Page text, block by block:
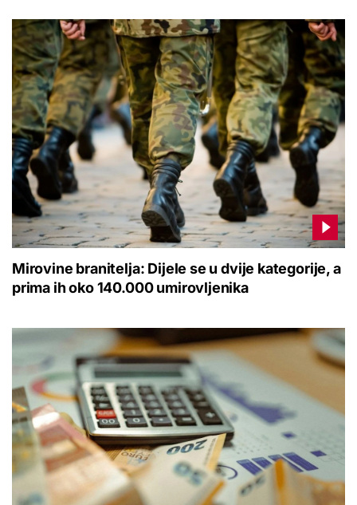
Mirovine branitelja: Dijele se u dvije kategorije, a
prima ih oko 140.000 umirovljenika